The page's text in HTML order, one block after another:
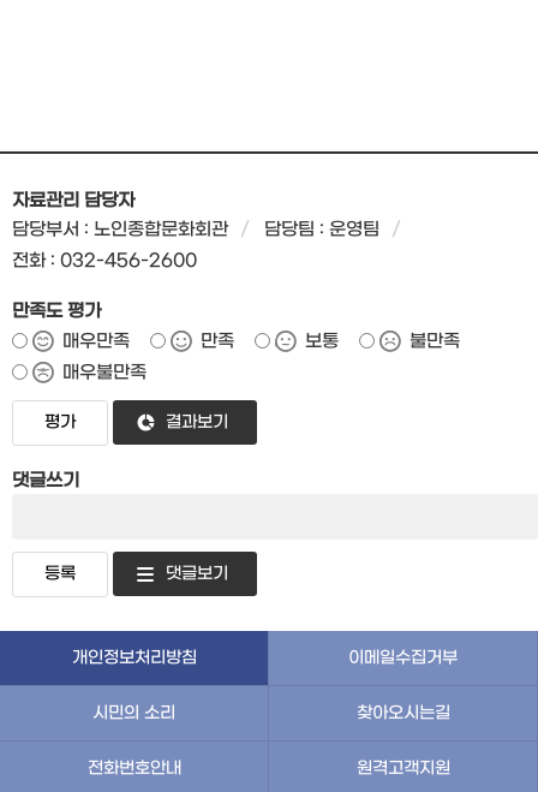
자료관리 담당자
담당부서 : 노인종합문화회관
담당팀 : 운영팀
전화 : 032-456-2600
만족도 평가
매우만족
만족 보통
불만족
매우불만족
결과보기
댓글쓰기
댓글보기
개인정보처리방침 이메일수집거부
시민의 소리 찾아오시는길
전화번호안내 원격고객지원